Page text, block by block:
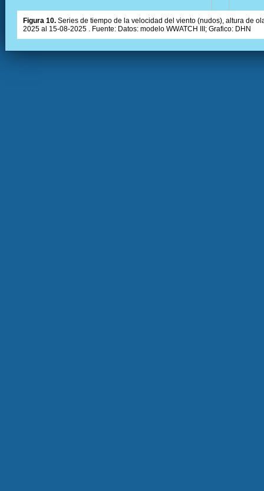
Figura 10. Series de tiempo de la velocidad del viento (nudos), altura de
2025 al 15-08-2025 . Fuente: Datos: modelo WWATCH III; Grafico: DHN